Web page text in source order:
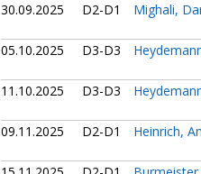
30.09.2025 D2-D1 Mighali,
05.10.2025 D3-D3
11.10.2025 D3-D3
09.11.2025 D2-D1 Heinrich,